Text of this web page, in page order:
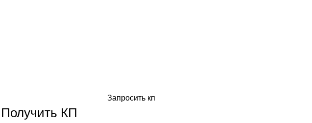
Запросить кп
Получить КП